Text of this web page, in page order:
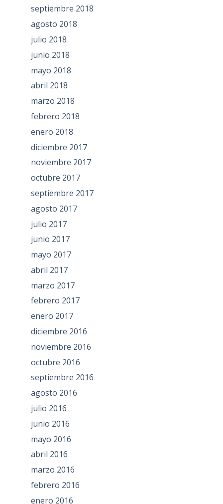
septiembre 2018
agosto 2018
julio 2018
junio 2018
mayo 2018
abril 2018
marzo 2018
febrero 2018
enero 2018
diciembre 2017
noviembre 2017
octubre 2017
septiembre 2017
agosto 2017
julio 2017
junio 2017
mayo 2017
abril 2017
marzo 2017
febrero 2017
enero 2017
diciembre 2016
noviembre 2016
octubre 2016
septiembre 2016
agosto 2016
julio 2016
junio 2016
mayo 2016
abril 2016
marzo 2016
febrero 2016
enero 2016